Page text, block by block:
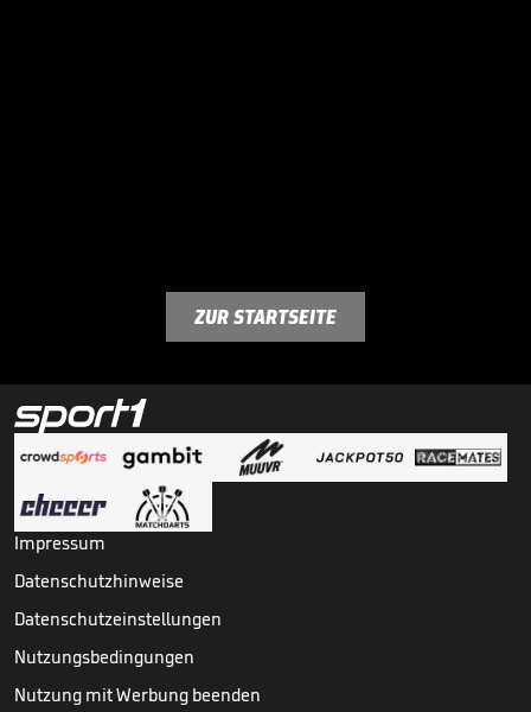
ZUR STARTSEITE
Impressum
Datenschutzhinweise
Datenschutzeinstellungen
Nutzungsbedingungen
Nutzung mit Werbung beenden